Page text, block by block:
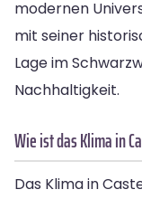
modernen
mit seiner
Lage im
Nachhaltigkeit.
Wie ist das Klima in
Das Klima in